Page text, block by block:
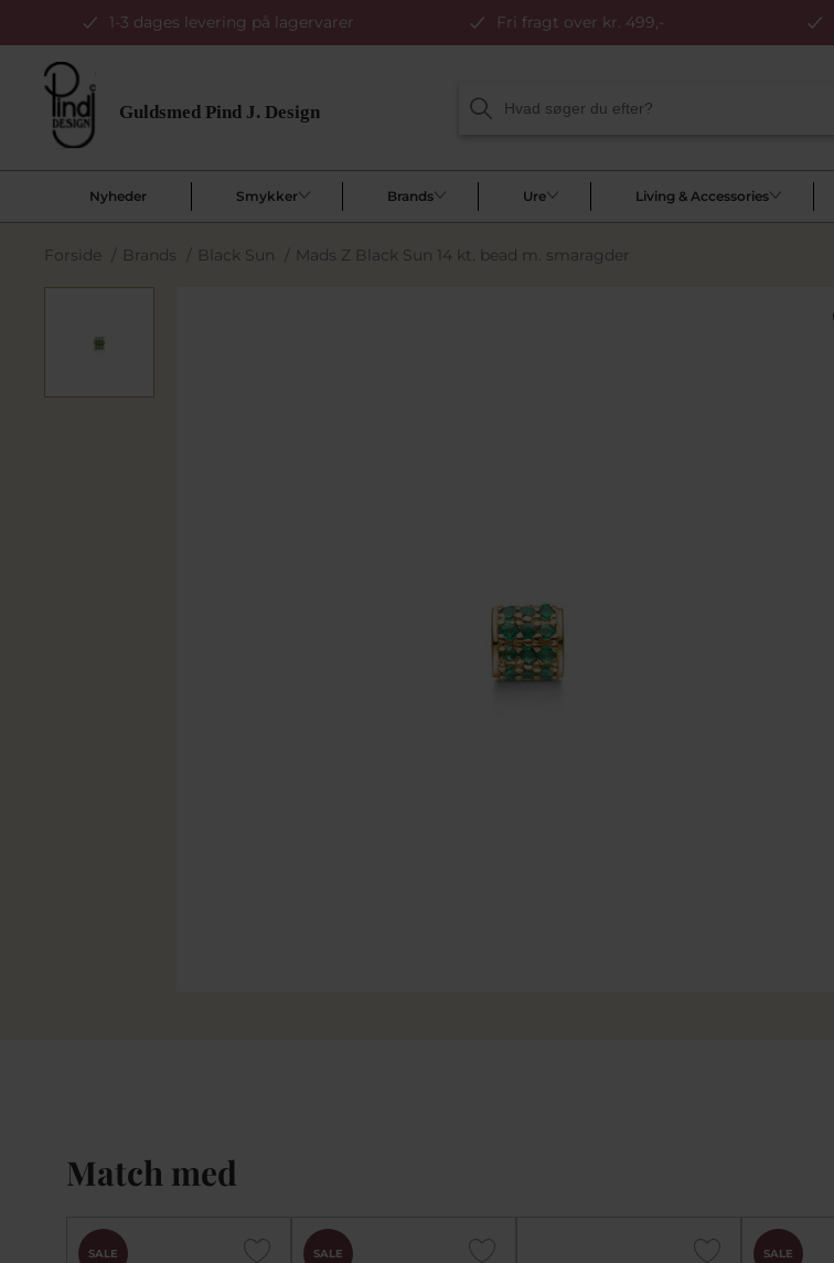
1-3 dages levering på lagervarer Fri fragt over kr. 499,-
Nyheder Smykker Brands Ure Living & Accessories
Forside / Brands / Black Sun / Mads Z Black Sun 14 kt. bead m. smaragder
Match med
SALE SALE SALE